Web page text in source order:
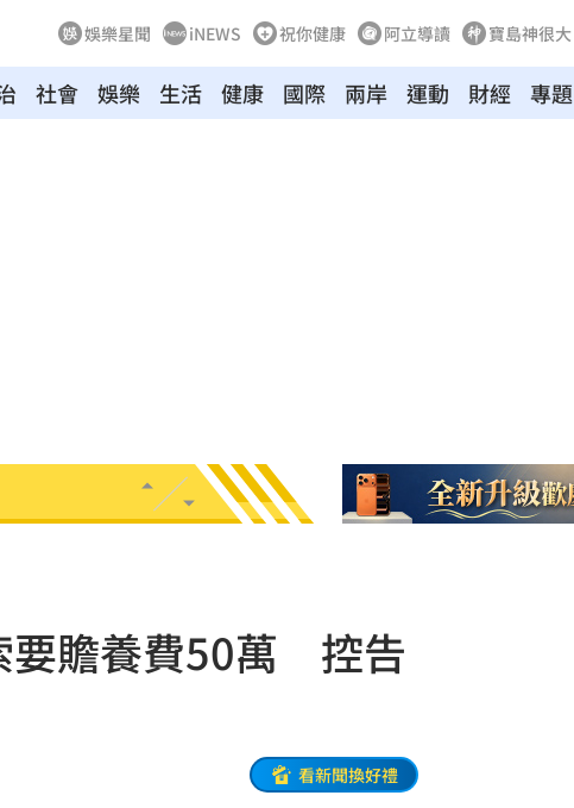
娛樂星聞 iNEWS 祝你健康 阿立導讀 寶島神很大
社會 娛樂 生活 健康 國際 兩岸 運動 財經 專題
要贍養費50萬 控告
看新聞換好禮